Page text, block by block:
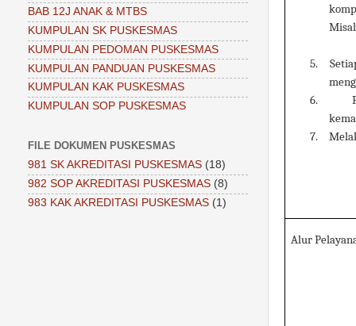
5.
6.
7.
Alur
BAB 12J ANAK & MTBS
KUMPULAN SK PUSKESMAS
KUMPULAN PEDOMAN PUSKESMAS
KUMPULAN PANDUAN PUSKESMAS
KUMPULAN KAK PUSKESMAS
KUMPULAN SOP PUSKESMAS
FILE DOKUMEN PUSKESMAS
981 SK AKREDITASI PUSKESMAS (18)
982 SOP AKREDITASI PUSKESMAS (8)
983 KAK AKREDITASI PUSKESMAS (1)